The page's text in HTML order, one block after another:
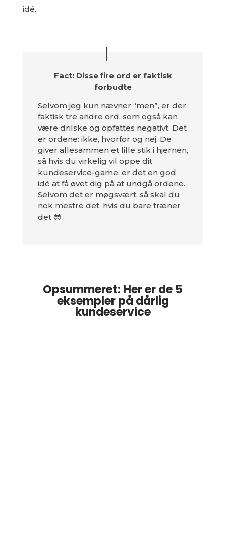
idé.
Fact: Disse fire ord er faktisk
forbudte
Selvom jeg kun nævner “men”, er der
faktisk tre andre ord, som også kan
være drilske og opfattes negativt. Det
er ordene: ikke, hvorfor og nej. De
giver allesammen et lille stik i hjernen,
så hvis du virkelig vil oppe dit
kundeservice-game, er det en god
idé at få øvet dig på at undgå ordene.
Selvom det er møgsvært, så skal du
nok mestre det, hvis du bare træner
det 😎
Opsummeret: Her er de 5
eksempler på dårlig
kundeservice